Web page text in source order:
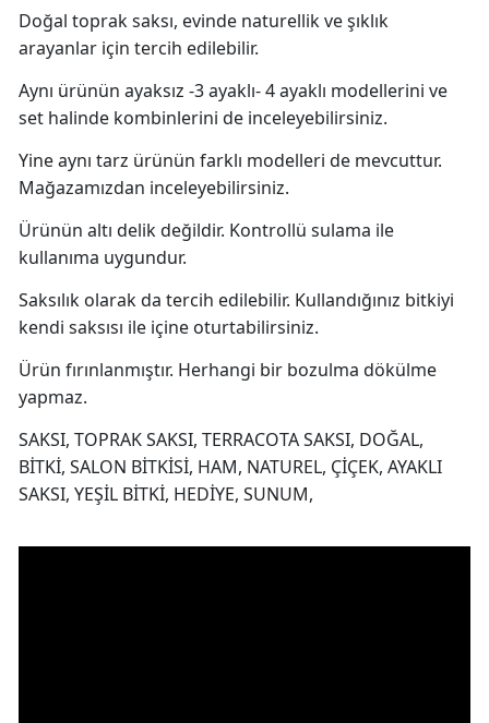
Doğal toprak saksı, evinde naturellik ve şıklık
arayanlar için tercih edilebilir.
Aynı ürünün ayaksız -3 ayaklı- 4 ayaklı modellerini ve
set halinde kombinlerini de inceleyebilirsiniz.
Yine aynı tarz ürünün farklı modelleri de mevcuttur.
Mağazamızdan inceleyebilirsiniz.
Ürünün altı delik değildir. Kontrollü sulama ile
kullanıma uygundur.
Saksılık olarak da tercih edilebilir. Kullandığınız bitkiyi
kendi saksısı ile içine oturtabilirsiniz.
Ürün fırınlanmıştır. Herhangi bir bozulma dökülme
yapmaz.
SAKSI, TOPRAK SAKSI, TERRACOTA SAKSI, DOĞAL,
BİTKİ, SALON BİTKİSİ, HAM, NATUREL, ÇİÇEK, AYAKLI
SAKSI, YEŞİL BİTKİ, HEDİYE, SUNUM,